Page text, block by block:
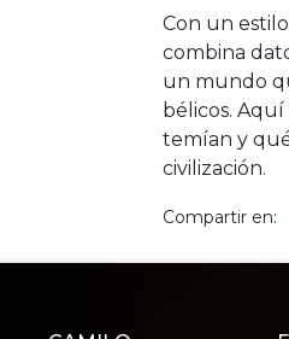
Con un
combina
un mundo
bélicos.
temían y
civilización.
Compartir en: